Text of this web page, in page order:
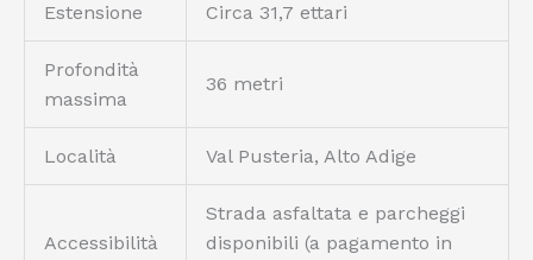
Estensione Circa 31,7 ettari
Profondità
massima
36 metri
Località Val Pusteria, Alto Adige
Accessibilità
Strada asfaltata e parcheggi
disponibili (a pagamento in